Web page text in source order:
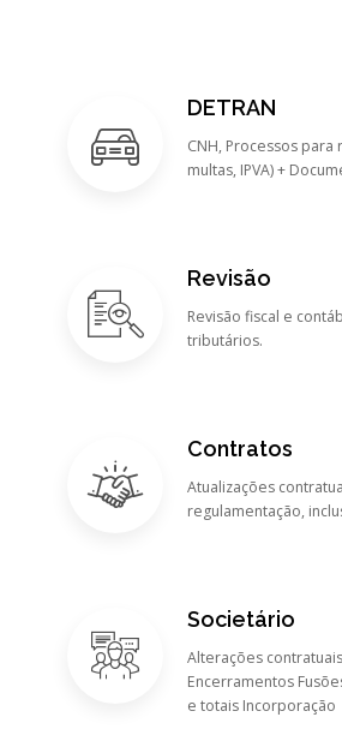
DETRAN
CNH, Processos
multas, IPVA) +
Revisão
Revisão fiscal e
tributários.
Contratos
Atualizações
regulamentação,
Societário
Alterações
Encerramentos
e totais Incorporação